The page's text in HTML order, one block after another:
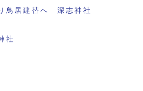
鳥居建替へ 深志神社
社